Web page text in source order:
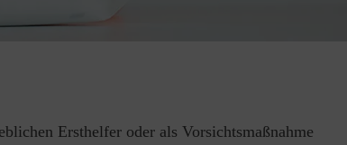
Ersthelfer oder als Vorsichtsmaßnahme